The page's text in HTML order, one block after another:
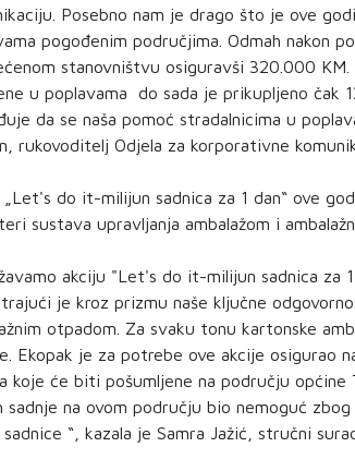
Posebno nam je drago što je ove
pogođenim područjima. Odmah nakon
stanovništvu osiguravši 320.000
u poplavama do sada je prikupljeno čak
da se naša pomoć stradalnicima u
rukovoditelj Odjela za korporativne
do it-milijun sadnica za 1 dan“ ove
sustava upravljanja ambalažom i
akciju "Let's do it-milijun sadnica za
je kroz prizmu naše ključne
otpadom. Za svaku tonu kartonske
Ekopak je za potrebe ove akcije osigurao
koje će biti pošumljene na području općine
sadnje na ovom području bio nemoguć
sadnice “, kazala je Samra Jažić, stručni